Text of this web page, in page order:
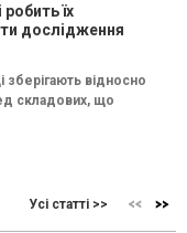
їх
дослідження
зберігають відносно
складових, що
Усі статті >>